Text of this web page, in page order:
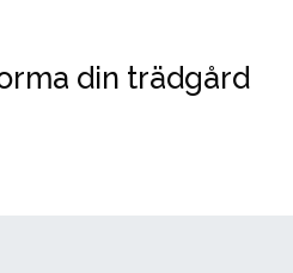
din trädgård